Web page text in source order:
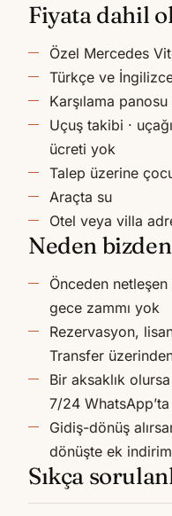
Fiyata dahil
Özel Mercedes
Türkçe ve
Karşılama
Uçuş takibi ·
ücreti yok
Talep üzerine
Araçta su
Otel veya villa
Neden
Önceden
gece zammı yok
Rezervasyon,
Transfer
Bir aksaklık
7/24 WhatsApp’ta
Gidiş-dönüş
dönüşte ek indirim
Sıkça